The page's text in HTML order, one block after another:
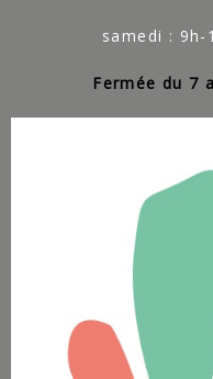
samedi : 9h-
Fermée du 7